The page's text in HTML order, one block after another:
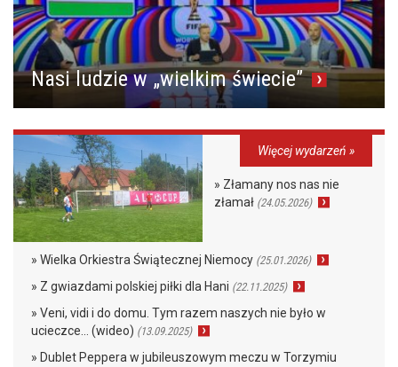
Nasi ludzie w „wielkim świecie”
Więcej wydarzeń »
» Złamany nos nas nie
złamał (24.05.2026)
» Wielka Orkiestra Świątecznej Niemocy (25.01.2026)
» Z gwiazdami polskiej piłki dla Hani (22.11.2025)
» Veni, vidi i do domu. Tym razem naszych nie było w
ucieczce… (wideo) (13.09.2025)
» Dublet Peppera w jubileuszowym meczu w Torzymiu